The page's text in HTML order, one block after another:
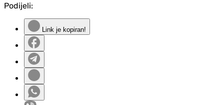
Podijeli:
Link je kopiran!